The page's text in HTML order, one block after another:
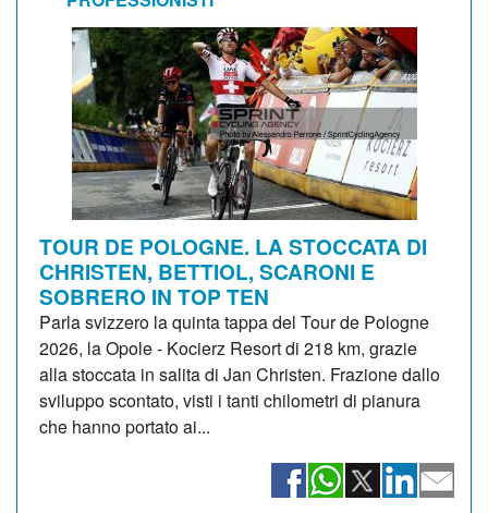
TOUR DE POLOGNE. LA STOCCATA DI
CHRISTEN, BETTIOL, SCARONI E
SOBRERO IN TOP TEN
Parla svizzero la quinta tappa del Tour de Pologne
2026, la Opole - Kocierz Resort di 218 km, grazie
alla stoccata in salita di Jan Christen. Frazione dallo
sviluppo scontato, visti i tanti chilometri di pianura
che hanno portato ai...